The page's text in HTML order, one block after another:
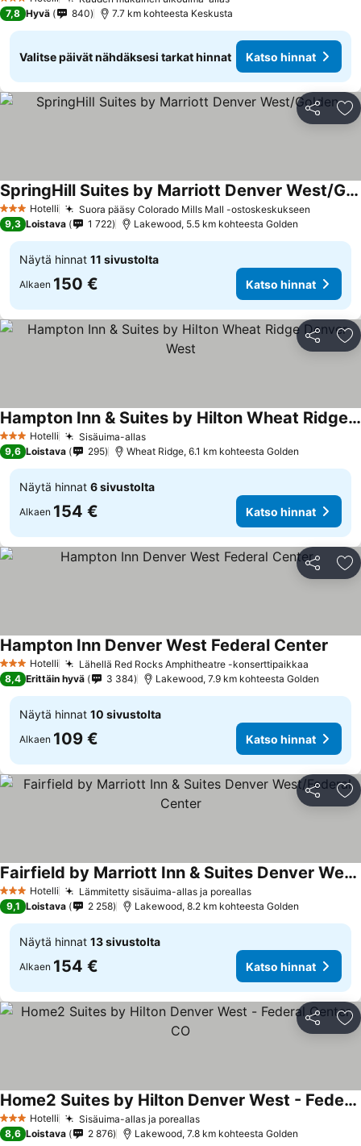
3 Tähtiluokitus
7,8 Hyvä 840 7.7 km kohteesta Keskusta
Valitse päivät nähdäksesi tarkat hinnat Katso hinnat
Jaa
3 Tähtiluokitus
Hotelli Suora pääsy Colorado Mills Mall -ostoskeskukseen
SpringHill Suites by Marriott Denver West/Golden
Katso hinnat
9,3 Loistava 1 722 Lakewood, 5.5 km kohteesta Golden
Näytä hinnat 11 sivustolta
Alkaen 150 € Katso hinnat
Jaa
3 Tähtiluokitus
Hotelli Sisäuima-allasKatso hinnat
Hampton Inn & Suites by Hilton Wheat Ridge Denver West
Katso hinnat
9,6 Loistava 295 Wheat Ridge, 6.1 km kohteesta Golden
Näytä hinnat 6 sivustolta
Alkaen 154 € Katso hinnat
Jaa
3 Tähtiluokitus
Hotelli Lähellä Red Rocks Amphitheatre -konserttipaikkaa
Hampton Inn Denver West Federal Center
8,4 Erittäin hyvä 3 384 Lakewood, 7.9 km kohteesta Golden
Näytä hinnat 10 sivustolta
Alkaen 109 € Katso hinnat
Jaa
3 Tähtiluokitus
Hotelli Lämmitetty sisäuima-allas ja poreallasKatso hinnat
Fairfield by Marriott Inn & Suites Denver West/Federal Center
Katso hinnat
9,1 Loistava 2 258 Lakewood, 8.2 km kohteesta Golden
Näytä hinnat 13 sivustolta
Alkaen 154 € Katso hinnat
Jaa
3 Tähtiluokitus
Hotelli Sisäuima-allas ja poreallasKatso hinnat
Home2 Suites by Hilton Denver West - Federal Center, CO
Katso hinnat
8,6 Loistava 2 876 Lakewood, 7.8 km kohteesta Golden